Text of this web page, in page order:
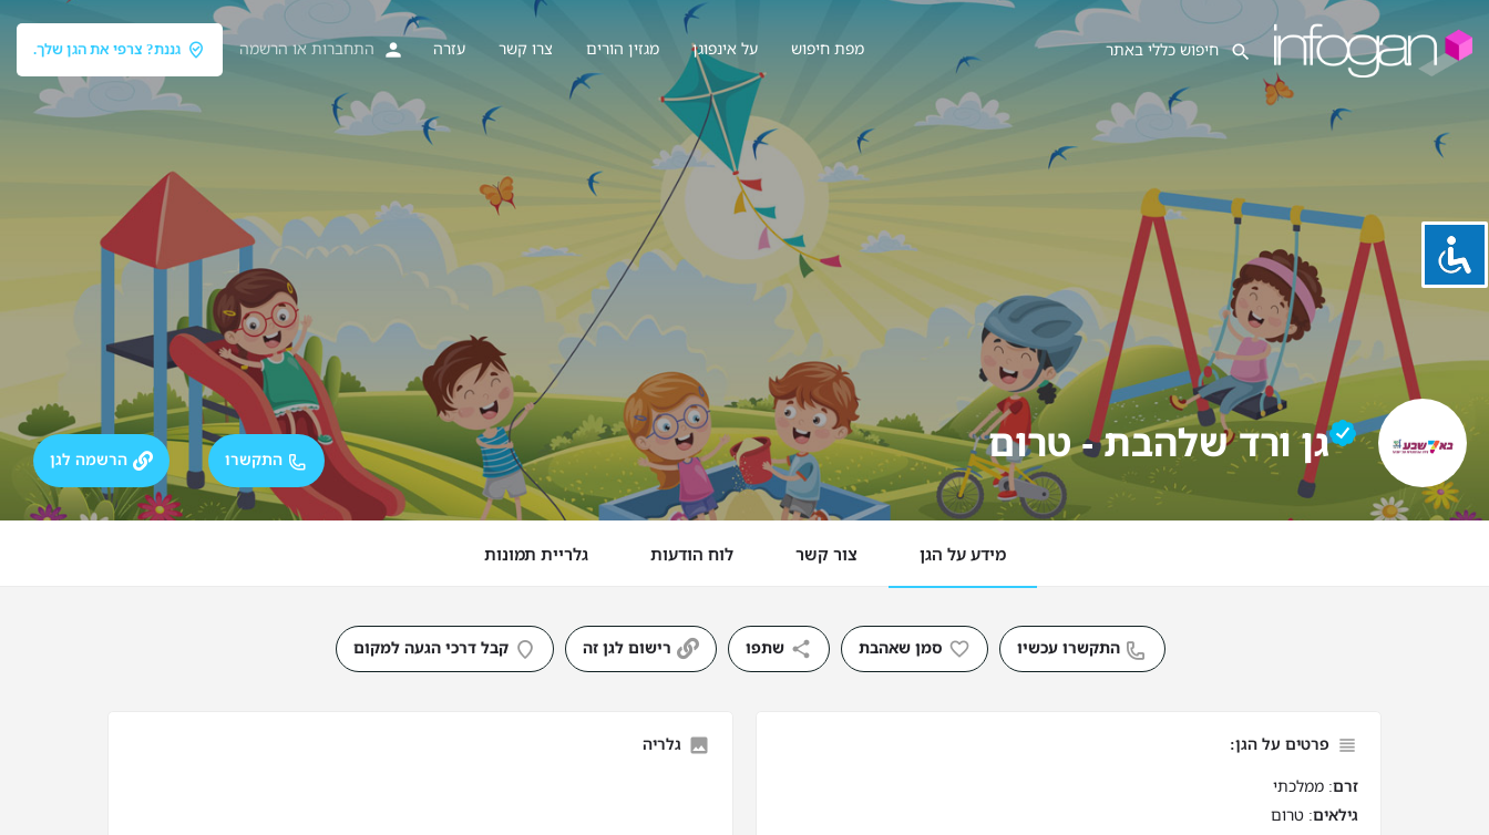
מפת חיפוש על אינפוגן מגזין הורים צרו קשר עזרה התחברות או הרשמה גננת? צרפי את הגן שלך.
גן ורד שלהבת - טרום התקשרו הרשמה לגן
מידע על הגן צור קשר לוח הודעות גלריית תמונות
התקשרו עכשיו סמן שאהבת שתפו רישום לגן זה קבל דרכי הגעה למקום
פרטים על הגן:
זרם: ממלכתי
גילאים: טרום
גלריה